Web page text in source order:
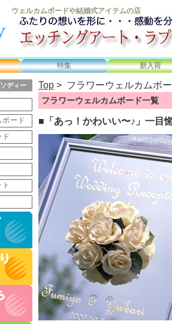
エッチングアート ラ
ウェルカムボードや結婚式アイテムの店
特集 新入荷
ディー
ード
Top > フラワーウェルカムボ
フラワーウェルカムボード一覧
■「あっ！かわいい〜♪」一目